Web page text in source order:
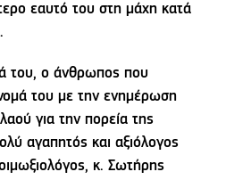
εαυτό του στη μάχη κατά
του, ο άνθρωπος που
του με την ενημέρωση
για την πορεία της
αγαπητός και αξιόλογος
κ. Σωτήρης